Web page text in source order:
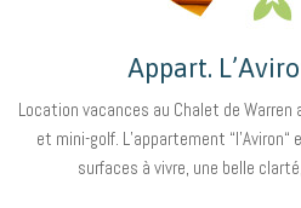
Appart.
Location vacances au Chalet de Warren
et mini-golf. L’appartement
surfaces à vivre, une belle